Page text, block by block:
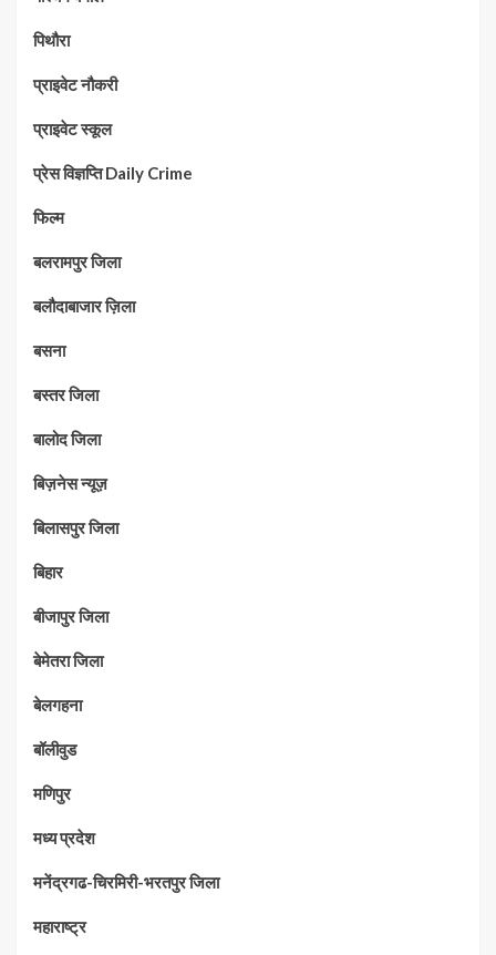
पिथौरा
प्राइवेट नौकरी
प्राइवेट स्कूल
प्रेस विज्ञप्ति Daily Crime
फिल्म
बलरामपुर जिला
बलौदाबाजार ज़िला
बसना
बस्तर जिला
बालोद जिला
बिज़नेस न्यूज़
बिलासपुर जिला
बिहार
बीजापुर जिला
बेमेतरा जिला
बेलगहना
बॉलीवुड
मणिपुर
मध्‍य प्रदेश
मनेंद्रगढ-चिरमिरी-भरतपुर जिला
महाराष्‍ट्र